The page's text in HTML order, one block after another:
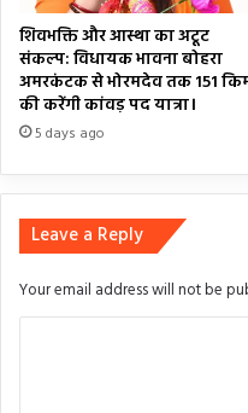
शिवभक्ति और आस्था का अटूट
संकल्प: विधायक भावना बोहरा
अमरकंटक से भोरमदेव तक 151
की करेंगी कांवड़ पद यात्रा।
5 days ago
Leave a Reply
Your email address will not be